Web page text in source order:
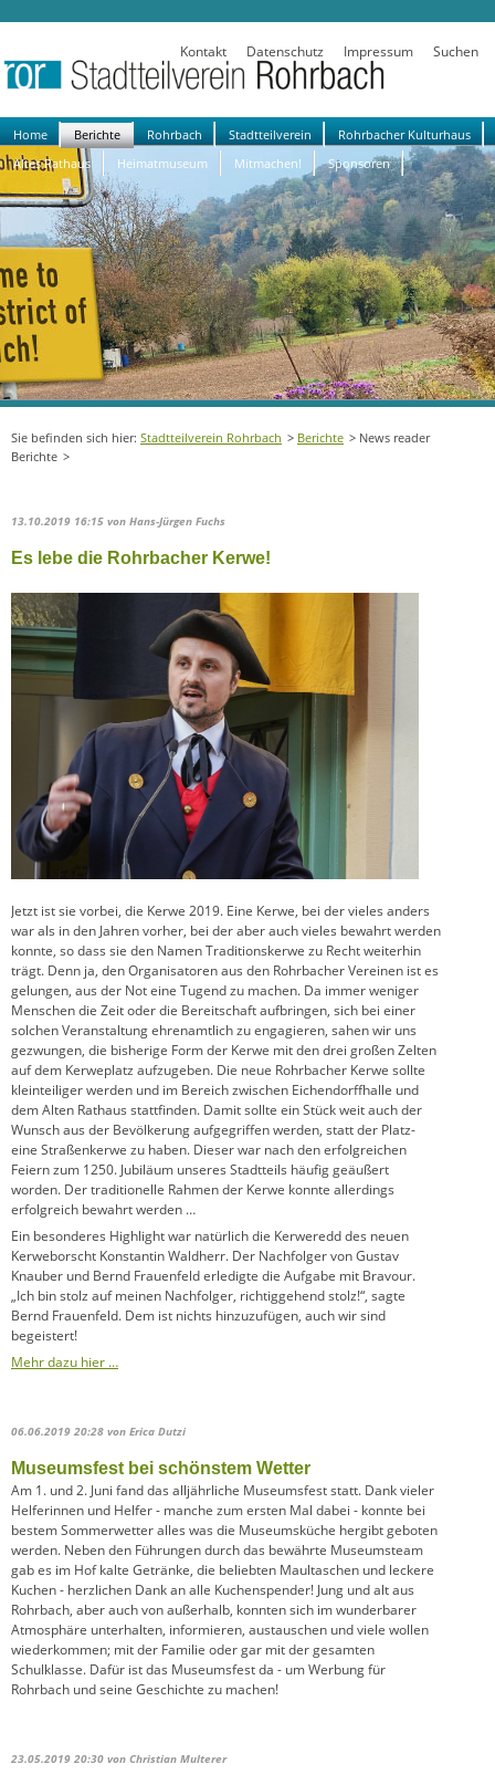
Kontakt Datenschutz Impressum Suchen
Navigation
überspringen
Home Berichte Rohrbach Stadtteilverein
Rohrbacher Kulturhaus
Altes Rathaus
Heimatmuseum Mitmachen! Sponsoren
Stadtteilverein Rohrbach Berichte
News reader
Berichte
13.10.2019 16:15 von Hans-Jürgen Fuchs
Es lebe die Rohrbacher Kerwe!
Jetzt ist sie vorbei, die Kerwe 2019. Eine Kerwe, bei der vieles anders
war als in den Jahren vorher, bei der aber auch vieles bewahrt werden
konnte, so dass sie den Namen Traditionskerwe zu Recht weiterhin
trägt. Denn ja, den Organisatoren aus den Rohrbacher Vereinen ist es
gelungen, aus der Not eine Tugend zu machen. Da immer weniger
Menschen die Zeit oder die Bereitschaft aufbringen, sich bei einer
solchen Veranstaltung ehrenamtlich zu engagieren, sahen wir uns
gezwungen, die bisherige Form der Kerwe mit den drei großen Zelten
auf dem Kerweplatz aufzugeben. Die neue Rohrbacher Kerwe sollte
kleinteiliger werden und im Bereich zwischen Eichendorffhalle und
dem Alten Rathaus stattfinden. Damit sollte ein Stück weit auch der
Wunsch aus der Bevölkerung aufgegriffen werden, statt der Platz-
eine Straßenkerwe zu haben. Dieser war nach den erfolgreichen
Feiern zum 1250. Jubiläum unseres Stadtteils häufig geäußert
worden. Der traditionelle Rahmen der Kerwe konnte allerdings
erfolgreich bewahrt werden …
Ein besonderes Highlight war natürlich die Kerweredd des neuen
Kerweborscht Konstantin Waldherr. Der Nachfolger von Gustav
Knauber und Bernd Frauenfeld erledigte die Aufgabe mit Bravour.
„Ich bin stolz auf meinen Nachfolger, richtiggehend stolz!“, sagte
Bernd Frauenfeld. Dem ist nichts hinzuzufügen, auch wir sind
begeistert!
Mehr dazu hier …
06.06.2019 20:28 von Erica Dutzi
Museumsfest bei schönstem Wetter
Am 1. und 2. Juni fand das alljährliche Museumsfest statt. Dank vieler
Helferinnen und Helfer - manche zum ersten Mal dabei - konnte bei
bestem Sommerwetter alles was die Museumsküche hergibt geboten
werden. Neben den Führungen durch das bewährte Museumsteam
gab es im Hof kalte Getränke, die beliebten Maultaschen und leckere
Kuchen - herzlichen Dank an alle Kuchenspender! Jung und alt aus
Rohrbach, aber auch von außerhalb, konnten sich im wunderbarer
Atmosphäre unterhalten, informieren, austauschen und viele wollen
wiederkommen; mit der Familie oder gar mit der gesamten
Schulklasse. Dafür ist das Museumsfest da - um Werbung für
Rohrbach und seine Geschichte zu machen!
23.05.2019 20:30 von Christian Multerer